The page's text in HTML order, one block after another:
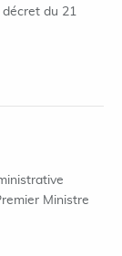
du 21
Ministre